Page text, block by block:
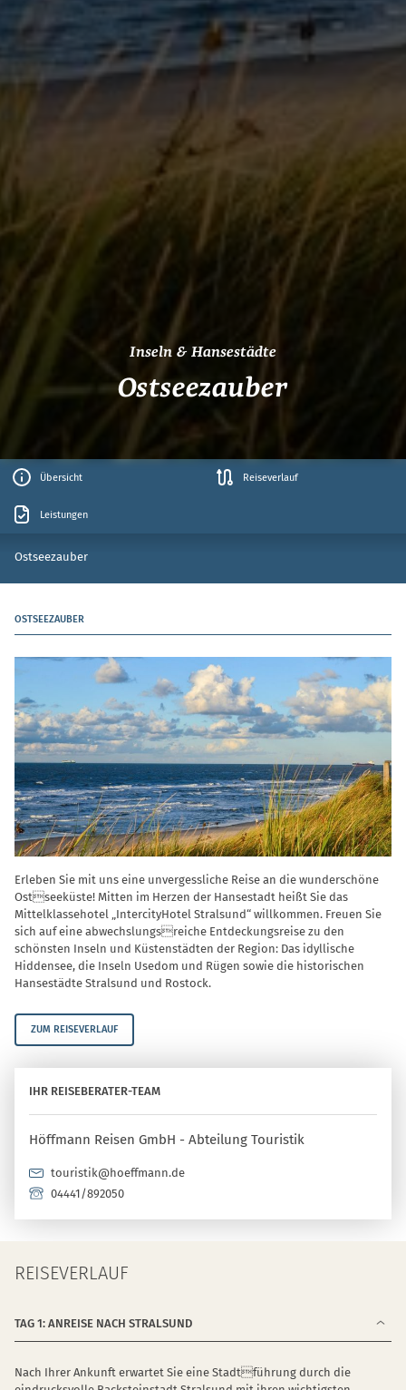
Inseln & Hansestädte
Ostseezauber
Übersicht Reiseverlauf
Leistungen
Ostseezauber
OSTSEEZAUBER
Erleben Sie mit uns eine unvergessliche Reise an die wunderschöne
Ostseeküste! Mitten im Herzen der Hansestadt heißt Sie das
Mittelklassehotel „IntercityHotel Stralsund“ willkommen. Freuen Sie
sich auf eine abwechslungsreiche Entdeckungsreise zu den
schönsten Inseln und Küstenstädten der Region: Das idyllische
Hiddensee, die Inseln Usedom und Rügen sowie die historischen
Hansestädte Stralsund und Rostock.
ZUM REISEVERLAUF
IHR REISEBERATER-TEAM
Höffmann Reisen GmbH - Abteilung Touristik
touristik@hoeffmann.de
04441/892050
REISEVERLAUF
TAG 1: ANREISE NACH STRALSUND
Nach Ihrer Ankunft erwartet Sie eine Stadtführung durch die